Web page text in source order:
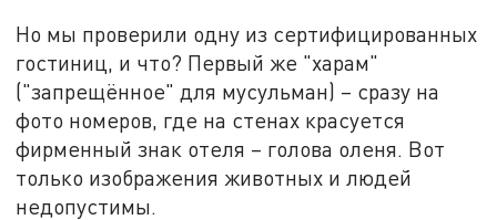
Но мы проверили одну из сертифицированных
гостиниц, и что? Первый же "харам"
("запрещённое" для мусульман) – сразу на
фото номеров, где на стенах красуется
фирменный знак отеля – голова оленя. Вот
только изображения животных и людей
недопустимы.